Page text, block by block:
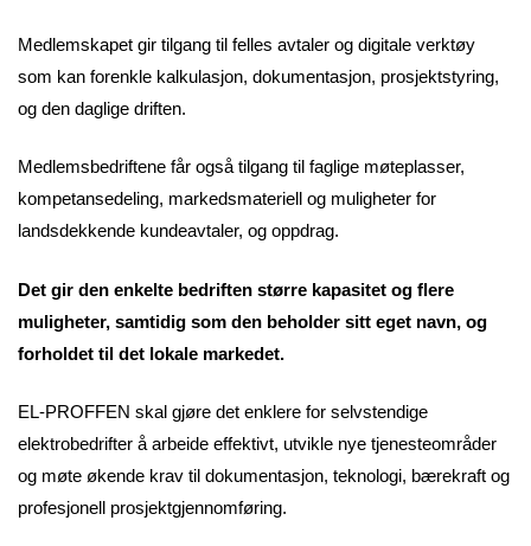
Medlemskapet gir tilgang til felles avtaler og digitale verktøy
som kan forenkle kalkulasjon, dokumentasjon, prosjektstyring,
og den daglige driften.
Medlemsbedriftene får også tilgang til faglige møteplasser,
kompetansedeling, markedsmateriell og muligheter for
landsdekkende kundeavtaler, og oppdrag.
Det gir den enkelte bedriften større kapasitet og flere
muligheter, samtidig som den beholder sitt eget navn, og
forholdet til det lokale markedet.
EL-PROFFEN skal gjøre det enklere for selvstendige
elektrobedrifter å arbeide effektivt, utvikle nye tjenesteområder
og møte økende krav til dokumentasjon, teknologi, bærekraft og
profesjonell prosjektgjennomføring.